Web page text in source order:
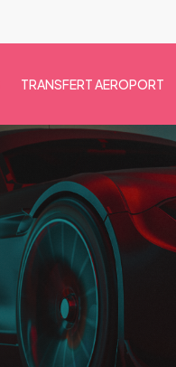
TRANSFERT AEROPORT